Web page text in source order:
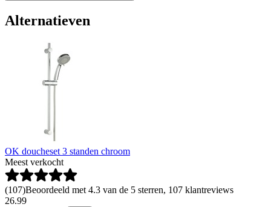
Alternatieven
OK doucheset 3 standen chroom
Meest verkocht
(107)Beoordeeld met 4.3 van de 5 sterren, 107 klantreviews
26.99